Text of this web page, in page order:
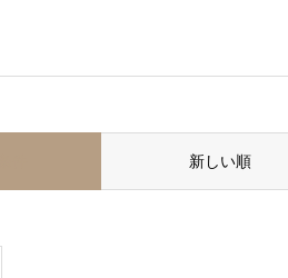
新しい順